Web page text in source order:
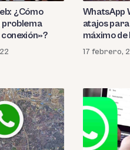
¿Cómo
problema
WhatsApp
atajos
máximo
17 febrero,